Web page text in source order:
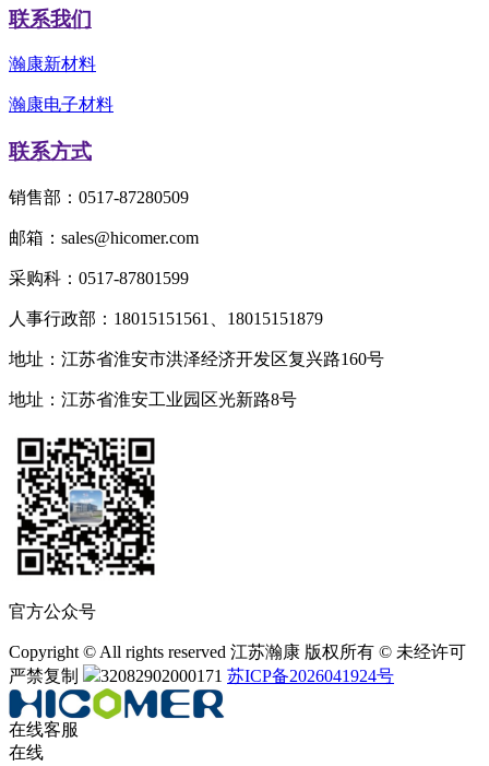
联系我们
瀚康新材料
瀚康电子材料
联系方式
销售部：0517-87280509
邮箱：sales@hicomer.com
采购科：0517-87801599
人事行政部：18015151561、18015151879
地址：江苏省淮安市洪泽经济开发区复兴路160号
地址：江苏省淮安工业园区光新路8号
官方公众号
Copyright © All rights reserved 江苏瀚康 版权所有 © 未经许可
严禁复制
32082902000171 苏ICP备2026041924号
在线客服
在线